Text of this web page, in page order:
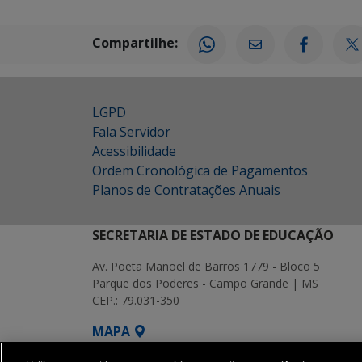
Compartilhe:
LGPD
Fala Servidor
Acessibilidade
Ordem Cronológica de Pagamentos
Planos de Contratações Anuais
SECRETARIA DE ESTADO DE EDUCAÇÃO
Av. Poeta Manoel de Barros 1779 - Bloco 5
Parque dos Poderes - Campo Grande | MS
CEP.: 79.031-350
MAPA